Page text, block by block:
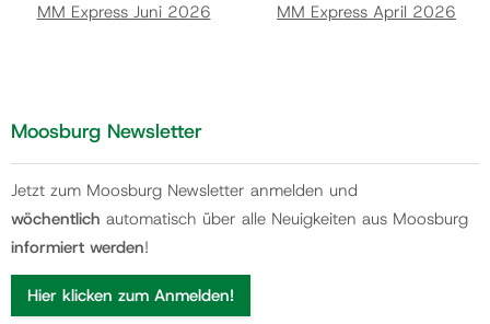
MM Express Juni 2026 MM Express April 2026
Moosburg Newsletter
Jetzt zum Moosburg Newsletter anmelden und
wöchentlich automatisch über alle Neuigkeiten aus Moosburg
informiert werden!
Hier klicken zum Anmelden!